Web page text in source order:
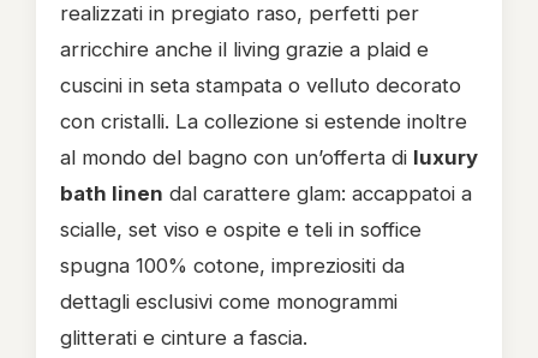
realizzati in pregiato raso, perfetti per
arricchire anche il living grazie a plaid e
cuscini in seta stampata o velluto decorato
con cristalli. La collezione si estende inoltre
al mondo del bagno con un’offerta di luxury
bath linen dal carattere glam: accappatoi a
scialle, set viso e ospite e teli in soffice
spugna 100% cotone, impreziositi da
dettagli esclusivi come monogrammi
glitterati e cinture a fascia.